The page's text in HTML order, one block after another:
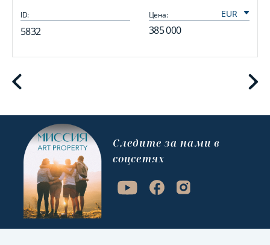
ID:
5832
Цена:
385 000
Cледите за нами в
соцсетях